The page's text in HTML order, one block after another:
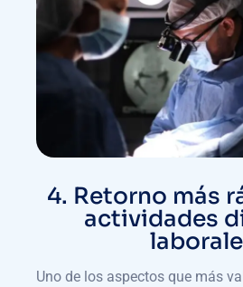
4. Retorno más
actividades
Uno de los aspectos que más